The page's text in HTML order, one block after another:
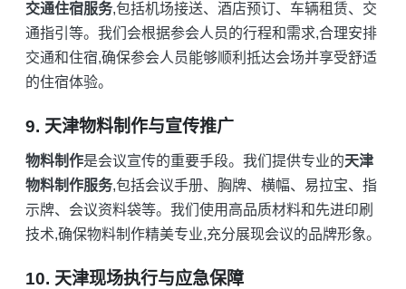
交通住宿服务,包括机场接送、酒店预订、车辆租赁、交
通指引等。我们会根据参会人员的行程和需求,合理安排
交通和住宿,确保参会人员能够顺利抵达会场并享受舒适
的住宿体验。
9. 天津物料制作与宣传推广
物料制作是会议宣传的重要手段。我们提供专业的天津
物料制作服务,包括会议手册、胸牌、横幅、易拉宝、指
示牌、会议资料袋等。我们使用高品质材料和先进印刷
技术,确保物料制作精美专业,充分展现会议的品牌形象。
10. 天津现场执行与应急保障